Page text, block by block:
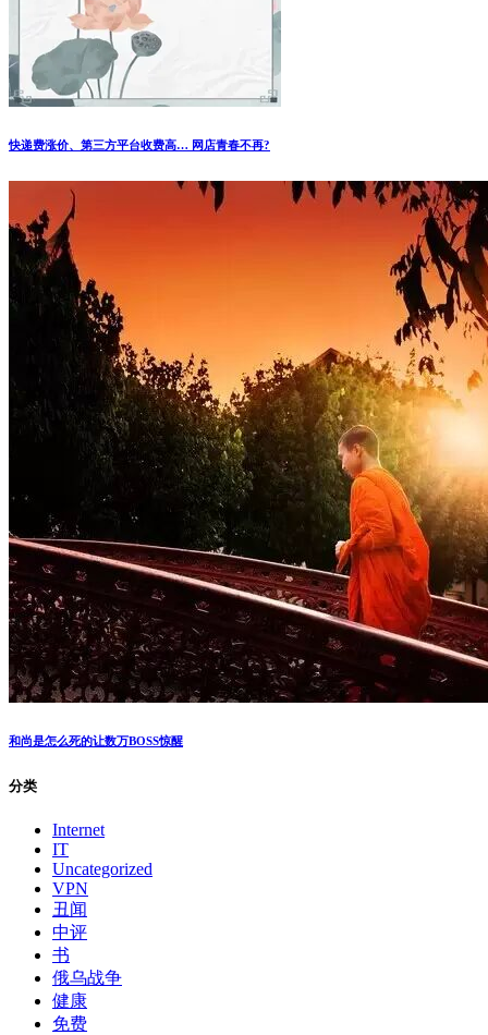
快递费涨价、第三方平台收费高… 网店青春不再?
和尚是怎么死的让数万BOSS惊醒
分类
Internet
IT
Uncategorized
VPN
丑闻
中评
书
俄乌战争
健康
免费